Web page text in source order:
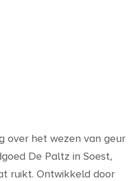
over het wezen van geur
De Paltz in Soest,
ruikt. Ontwikkeld door